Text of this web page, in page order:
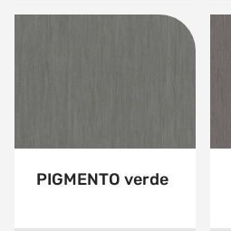
PIGMENTO verde